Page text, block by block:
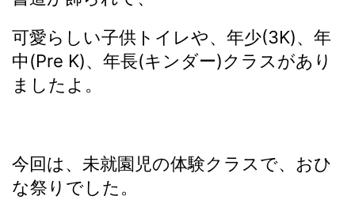
可愛らしい子供トイレや、年少(3K)、年
中(Pre K)、年長(キンダー)クラスがあり
ましたよ。
今回は、未就園児の体験クラスで、おひ
な祭りでした。